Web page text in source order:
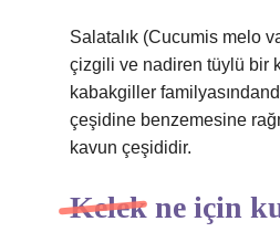
Salatalık (Cucumis melo
çizgili ve nadiren tüylü bir
kabakgiller
çeşidine benzemesine
kavun çeşididir.
Kelek ne için